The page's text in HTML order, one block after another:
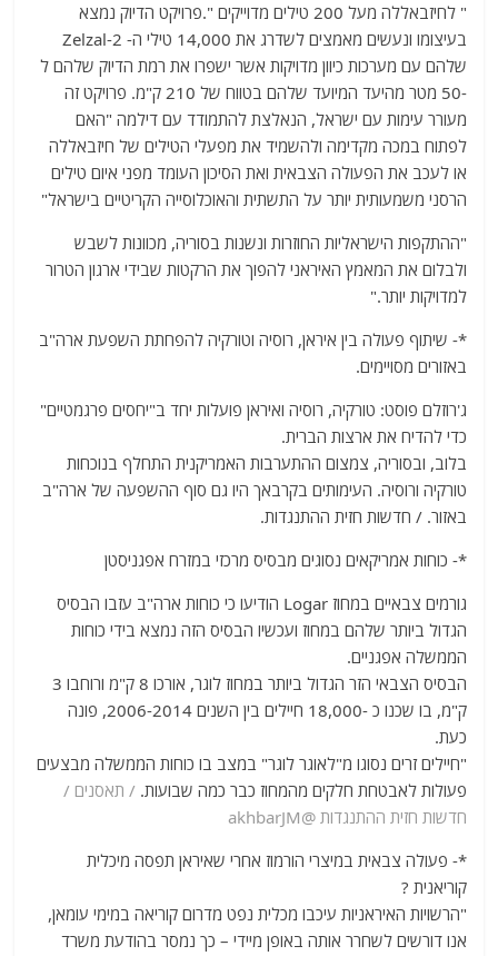
" לחיזבאללה מעל 200 טילים מדוייקים ".פרויקט הדיוק נמצא
בעיצומו ונעשים מאמצים לשדרג את 14,000 טילי ה- Zelzal-2
שלהם עם מערכות כיוון מדויקות אשר ישפרו את רמת הדיוק שלהם ל
-50 מטר מהיעד המיועד שלהם בטווח של 210 ק"מ. פרויקט זה
מעורר עימות עם ישראל, הנאלצת להתמודד עם דילמה "האם
לפתוח במכה מקדימה ולהשמיד את מפעלי הטילים של חיזבאללה
או לעכב את הפעולה הצבאית ואת הסיכון העומד מפני איום טילים
הרסני משמעותית יותר על התשתית והאוכלוסייה הקריטיים בישראל"
"ההתקפות הישראליות החוזרות ונשנות בסוריה, מכוונות לשבש
ולבלום את המאמץ האיראני להפוך את הרקטות שבידי ארגון הטרור
למדויקות יותר."
*- שיתוף פעולה בין איראן, רוסיה וטורקיה להפחתת השפעת ארה"ב
באזורים מסויימים.
ג'רוזלם פוסט: טורקיה, רוסיה ואיראן פועלות יחד ב"יחסים פרגמטיים"
כדי להדיח את ארצות הברית.
בלוב, ובסוריה, צמצום ההתערבות האמריקנית התחלף בנוכחות
טורקיה ורוסיה. העימותים בקרבאך היו גם סוף ההשפעה של ארה"ב
באזור. / חדשות חזית ההתנגדות.
*- כוחות אמריקאים נסוגים מבסיס מרכזי במזרח אפגניסטן
גורמים צבאיים במחוז Logar הודיעו כי כוחות ארה"ב עזבו הבסיס
הגדול ביותר שלהם במחוז ועכשיו הבסיס הזה נמצא בידי כוחות
הממשלה אפגניים.
הבסיס הצבאי הזר הגדול ביותר במחוז לוגר, אורכו 8 ק"מ ורוחבו 3
ק"מ, בו שכנו כ -18,000 חיילים בין השנים 2006-2014, פונה
כעת.
"חיילים זרים נסוגו מ"לאוגר לוגר" במצב בו כוחות הממשלה מבצעים
פעולות לאבטחת חלקים מהמחוז כבר כמה שבועות./ תאסנים /
חדשות חזית ההתנגדות @akhbarJM
*- פעולה צבאית במיצרי הורמוז אחרי שאיראן תפסה מיכלית
קוריאנית ?
"הרשויות האיראניות עיכבו מכלית נפט מדרום קוריאה במימי עומאן,
אנו דורשים לשחרר אותה באופן מיידי – כך נמסר בהודעת משרד